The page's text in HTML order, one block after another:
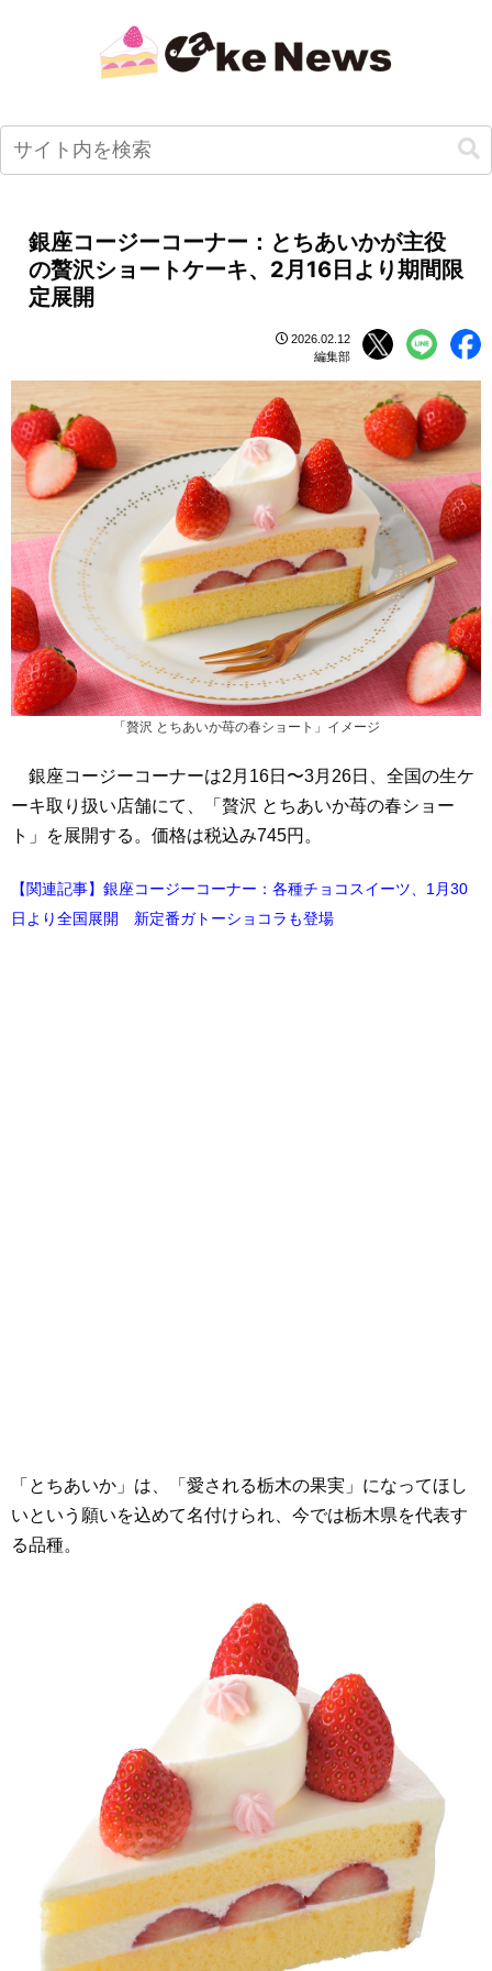
銀座コージーコーナー：とちあいかが主役
の贅沢ショートケーキ、2月16日より期間限
定展開
2026.02.12
編集部
「贅沢 とちあいか苺の春ショート」イメージ
銀座コージーコーナーは2月16日〜3月26日、全国の生ケ
ーキ取り扱い店舗にて、「贅沢 とちあいか苺の春ショー
ト」を展開する。価格は税込み745円。
【関連記事】銀座コージーコーナー：各種チョコスイーツ、1月30
日より全国展開 新定番ガトーショコラも登場
「とちあいか」は、「愛される栃木の果実」になってほし
いという願いを込めて名付けられ、今では栃木県を代表す
る品種。